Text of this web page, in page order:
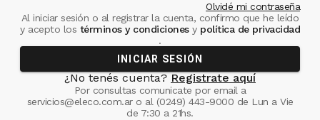
Olvidé mi contraseña
Al iniciar sesión o al registrar la cuenta, confirmo que he leído
y acepto los términos y condiciones ypolítica de privacidad
.
INICIAR SESIÓN
¿No tenés cuenta? Registrate aquí
Por consultas comunicate por email a
servicios@eleco.com.aro al (0249) 443-9000 de Lun a Vie
de 7:30 a 21hs.